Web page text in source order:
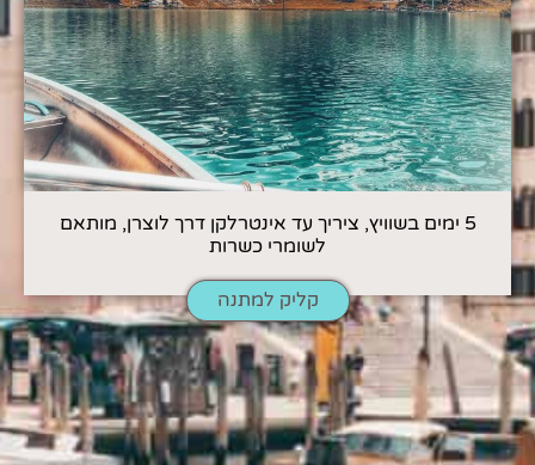
5 ימים בשוויץ, ציריך עד אינטרלקן דרך לוצרן, מותאם
לשומרי כשרות
קליק למתנה